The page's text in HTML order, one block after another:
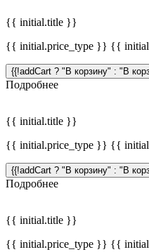
{{ initial.title }}
{{ initial.price_type }} {{
{{!addCart ? "В
Подробнее
{{ initial.title }}
{{ initial.price_type }} {{
{{!addCart ? "В
Подробнее
{{ initial.title }}
{{ initial.price_type }} {{